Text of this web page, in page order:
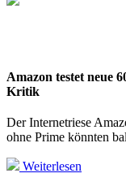
Amazon testet neue
Kritik
Der Internetriese
ohne Prime könnten
Weiterlesen